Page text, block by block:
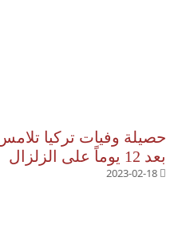
بعد 12 يوماً على الزلزال
2023-02-18